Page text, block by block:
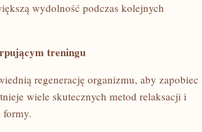
wydolność podczas kolejnych
treningu
regenerację organizmu, aby zapobiec
​wiele ⁢skutecznych metod relaksacji i
formy.